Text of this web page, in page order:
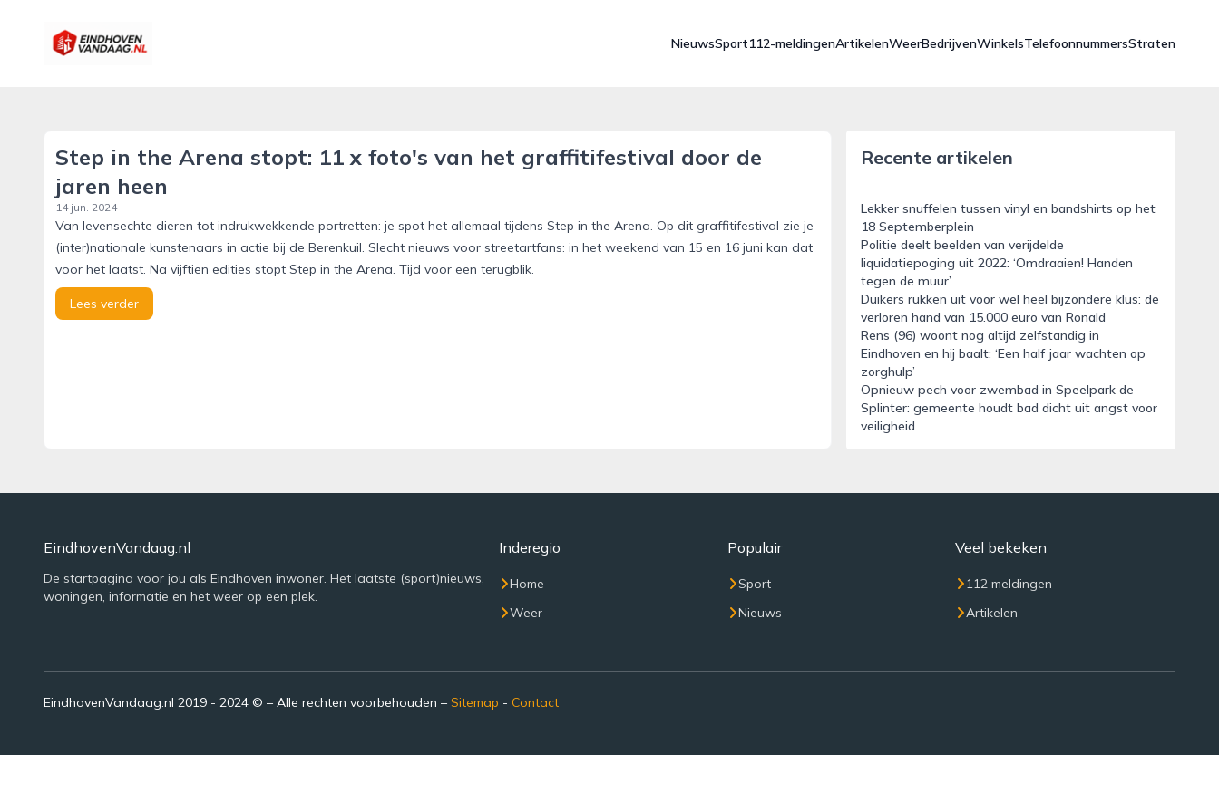
eindhovenvandaag.nl
NieuwsSport112-meldingenArtikelenWeerBedrijvenWinkelsTelefoonnummersStraten
Step in the Arena stopt: 11 x foto's van het graffitifestival door de
jaren heen
14 jun. 2024
Van levensechte dieren tot indrukwekkende portretten: je spot het allemaal tijdens Step in the Arena. Op dit graffitifestival zie je
(inter)nationale kunstenaars in actie bij de Berenkuil. Slecht nieuws voor streetartfans: in het weekend van 15 en 16 juni kan dat
voor het laatst. Na vijftien edities stopt Step in the Arena. Tijd voor een terugblik.
Lees verder
Recente artikelen
Lekker snuffelen tussen vinyl en bandshirts op het
18 Septemberplein
Politie deelt beelden van verijdelde
liquidatiepoging uit 2022: ‘Omdraaien! Handen
tegen de muur’
Duikers rukken uit voor wel heel bijzondere klus: de
verloren hand van 15.000 euro van Ronald
Rens (96) woont nog altijd zelfstandig in
Eindhoven en hij baalt: ‘Een half jaar wachten op
zorghulp’
Opnieuw pech voor zwembad in Speelpark de
Splinter: gemeente houdt bad dicht uit angst voor
veiligheid
EindhovenVandaag.nl
De startpagina voor jou als Eindhoven inwoner. Het laatste (sport)nieuws,
woningen, informatie en het weer op een plek.
Inderegio
Home
Weer
Populair
Sport
Nieuws
Veel bekeken
112 meldingen
Artikelen
EindhovenVandaag.nl 2019 - 2024 © – Alle rechten voorbehouden – Sitemap - Contact